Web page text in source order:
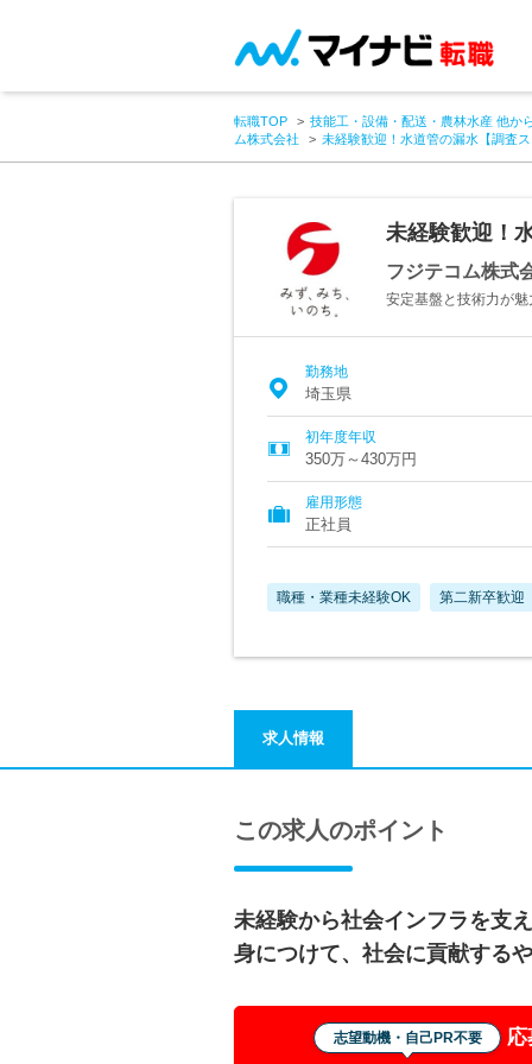
転職TOP
技能工・設備・配送・農林水産 他か
ム株式会社
未経験歓迎！水道管の漏水【調査
未経験歓迎！
フジテコム株式
安定基盤と技術力が
勤務地
埼玉県
初年度年収
350万～430万円
雇用形態
正社員
職種・業種未経験OK 第二新卒歓迎
求人情報
この求人のポイント
未経験から社会インフラを支
身につけて、社会に貢献する
志望動機・自己PR不要